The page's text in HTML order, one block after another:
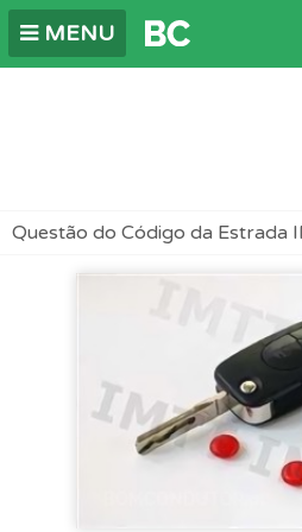
MENU
Questão do Código da Estrada